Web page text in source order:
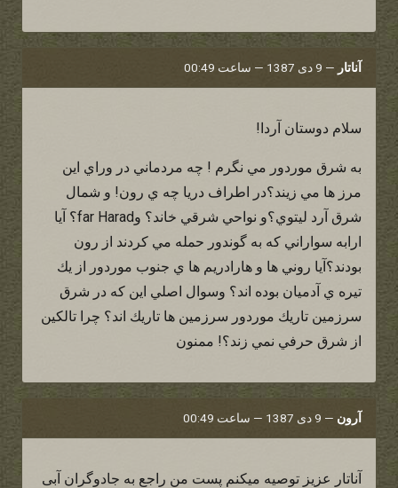
آناتار — 9 دی 1387 — ساعت 00:49
سلام دوستان آردا!
به شرق موردور مي نگرم ! چه مردماني در وراي اين
مرز ها مي زيند؟در اطراف دريا چه ي رون! و شمال
شرق آرد ليتوي؟و نواحي شرقي خاند؟ وfar Harad؟ آيا
ارابه سواراني كه به گوندور حمله مي كردند از رون
بودند؟آيا روني ها و هارادريم ها ي جنوب موردور از يك
تيره ي آدميان بوده اند؟ وسوال اصلي اين كه در شرق
سرزمين تاريك موردور سرزمين ها تاريك اند؟ چرا تالكين
از شرق حرفي نمي زند؟! ممنون
آرون — 9 دی 1387 — ساعت 00:49
آناتار عزیز توصیه میکنم پست من راجع به جادوگران آبی